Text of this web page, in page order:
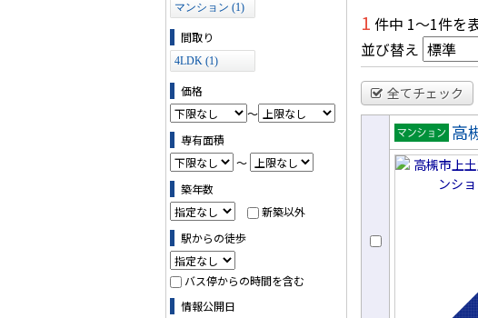
マンション (1)
間取り
4LDK (1)
価格
～
専有面積
～
築年数
新築以外
駅からの徒歩
バス停からの時間を含む
情報公開日
1 件中 1～1件を
並び替え
全てチェック
売マンシ
ョン
高